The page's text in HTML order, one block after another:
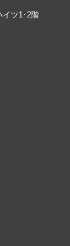
イツ1･2階